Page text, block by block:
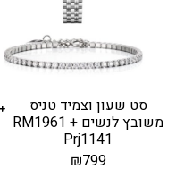
סט שעון וצמיד טניס
משובץ לנשים RM1961 +
Prj1141
₪799